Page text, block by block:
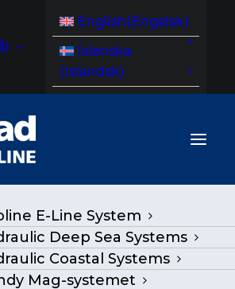
English(Engelsk)
Íslenska
(Islandsk)
E-Line System
Deep Sea Systems
Coastal Systems
Mag-systemet